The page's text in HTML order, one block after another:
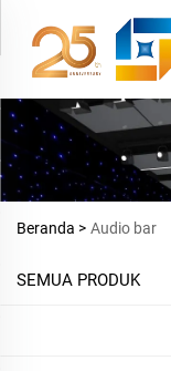
Beranda > Audio bar
SEMUA PRODUK